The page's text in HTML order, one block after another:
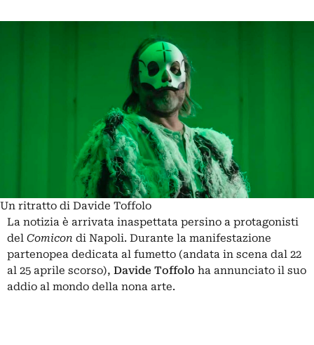
Un ritratto di Davide Toffolo
La notizia è arrivata inaspettata persino a protagonisti
del Comicon di Napoli. Durante la manifestazione
partenopea dedicata al fumetto (andata in scena dal 22
al 25 aprile scorso), Davide Toffolo ha annunciato il suo
addio al mondo della nona arte.